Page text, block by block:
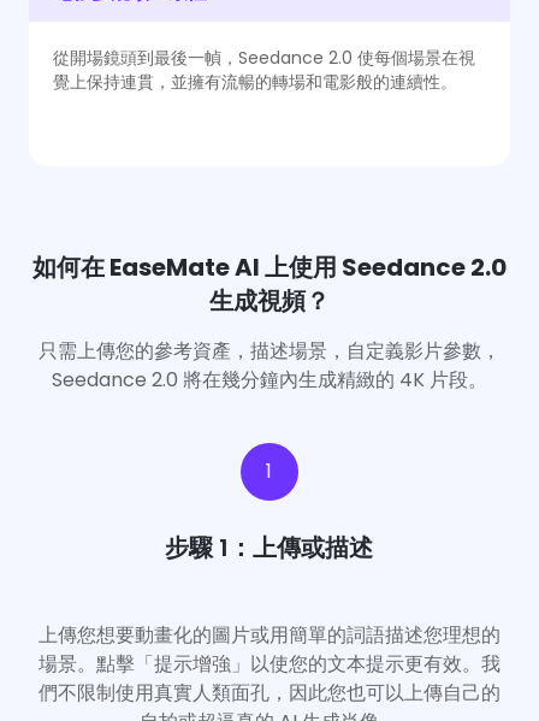
從開場鏡頭到最後一幀，Seedance 2.0 使每個場景在視
覺上保持連貫，並擁有流暢的轉場和電影般的連續性。
如何在 EaseMate AI 上使用 Seedance 2.0
生成視頻？
只需上傳您的參考資產，描述場景，自定義影片參數，
Seedance 2.0 將在幾分鐘內生成精緻的 4K 片段。
1
步驟 1：上傳或描述
上傳您想要動畫化的圖片或用簡單的詞語描述您理想的
場景。點擊「提示增強」以使您的文本提示更有效。我
們不限制使用真實人類面孔，因此您也可以上傳自己的